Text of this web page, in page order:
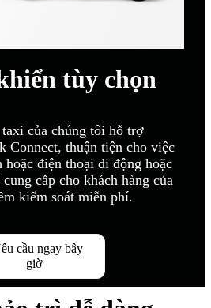
tùy chọn
của chúng tôi hỗ trợ
Connect, thuận tiện cho việc
điện thoại di động hoặc
cấp cho khách hàng của
kiểm soát miễn phí.
cầu ngay bây
giờ